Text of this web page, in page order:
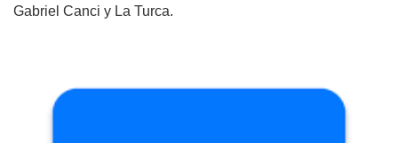
Gabriel Canci y La Turca.